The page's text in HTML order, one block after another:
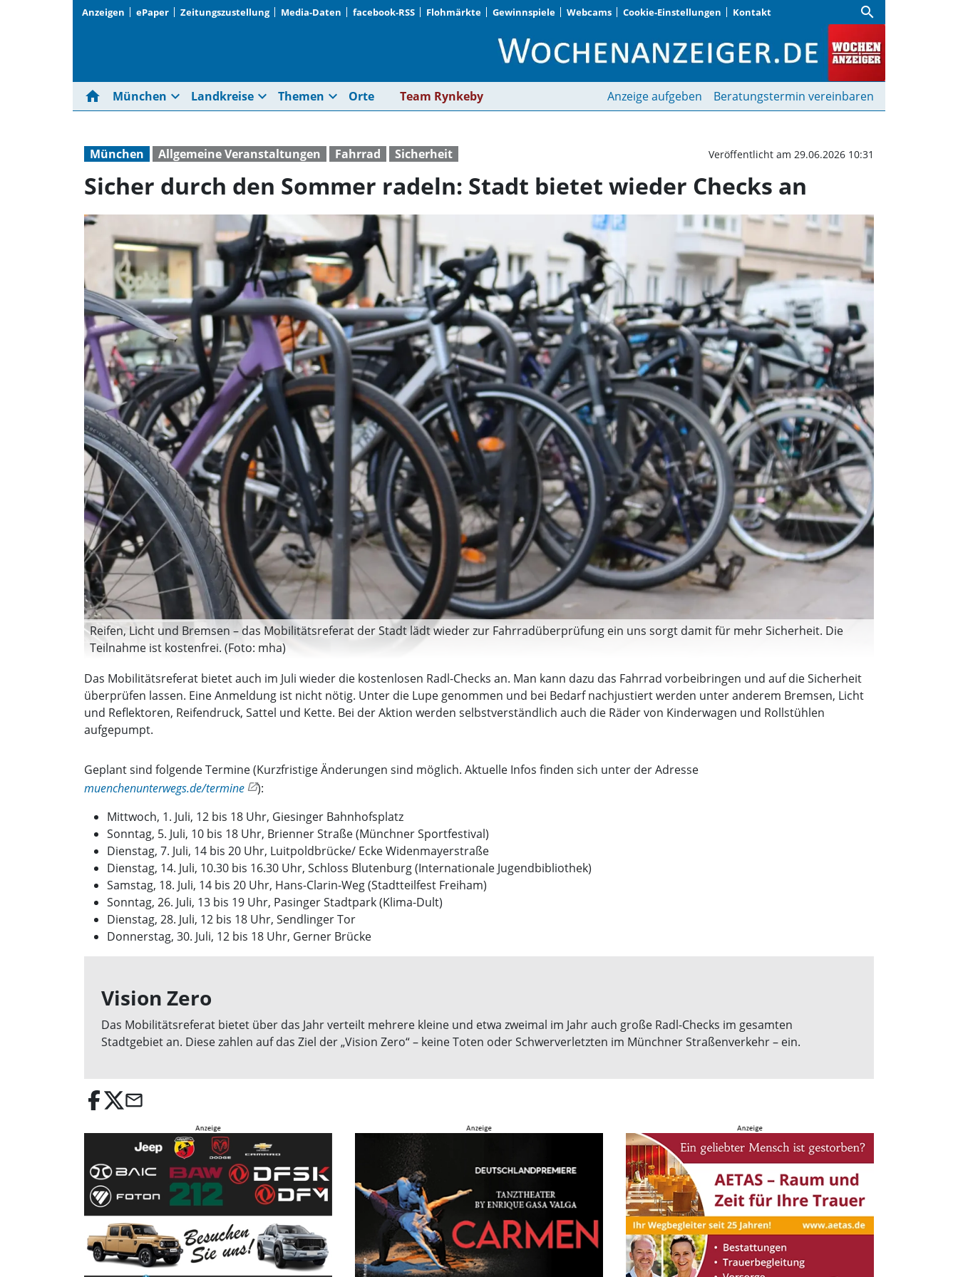
Anzeigen ePaper Zeitungszustellung Media-Daten facebook-RSS Flohmärkte Gewinnspiele Webcams Cookie-Einstellungen Kontakt search
Sicher durch den Sommer radeln: Stadt
home München expand_more Landkreise expand_more Themen expand_more Orte Team Rynkeby Anzeige aufgeben Beratungstermin vereinbaren
München Allgemeine Veranstaltungen Fahrrad Sicherheit Veröffentlicht am 29.06.2026 10:31
Sicher durch den Sommer radeln: Stadt bietet wieder Checks an
Reifen, Licht und Bremsen – das Mobilitätsreferat der Stadt lädt wieder zur Fahrradüberprüfung ein uns sorgt damit für mehr Sicherheit. Die
Teilnahme ist kostenfrei. (Foto: mha)
Das Mobilitätsreferat bietet auch im Juli wieder die kostenlosen Radl-Checks an. Man kann dazu das Fahrrad vorbeibringen und auf die Sicherheit
überprüfen lassen. Eine Anmeldung ist nicht nötig. Unter die Lupe genommen und bei Bedarf nachjustiert werden unter anderem Bremsen, Licht
und Reflektoren, Reifendruck, Sattel und Kette. Bei der Aktion werden selbstverständlich auch die Räder von Kinderwagen und Rollstühlen
aufgepumpt.
Geplant sind folgende Termine (Kurzfristige Änderungen sind möglich. Aktuelle Infos finden sich unter der Adresse
muenchenunterwegs.de/termine
):
Mittwoch, 1. Juli, 12 bis 18 Uhr, Giesinger Bahnhofsplatz
Sonntag, 5. Juli, 10 bis 18 Uhr, Brienner Straße (Münchner Sportfestival)
Dienstag, 7. Juli, 14 bis 20 Uhr, Luitpoldbrücke/ Ecke Widenmayerstraße
Dienstag, 14. Juli, 10.30 bis 16.30 Uhr, Schloss Blutenburg (Internationale Jugendbibliothek)
Samstag, 18. Juli, 14 bis 20 Uhr, Hans-Clarin-Weg (Stadtteilfest Freiham)
Sonntag, 26. Juli, 13 bis 19 Uhr, Pasinger Stadtpark (Klima-Dult)
Dienstag, 28. Juli, 12 bis 18 Uhr, Sendlinger Tor
Donnerstag, 30. Juli, 12 bis 18 Uhr, Gerner Brücke
Vision Zero
Das Mobilitätsreferat bietet über das Jahr verteilt mehrere kleine und etwa zweimal im Jahr auch große Radl-Checks im gesamten
Stadtgebiet an. Diese zahlen auf das Ziel der „Vision Zero“ – keine Toten oder Schwerverletzten im Münchner Straßenverkehr – ein.
email